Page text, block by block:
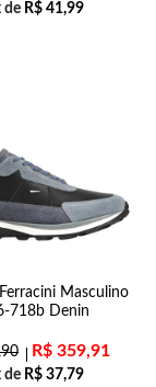
de R$41,99
Masculino
718b Denin
R$ 359,91
de R$37,79